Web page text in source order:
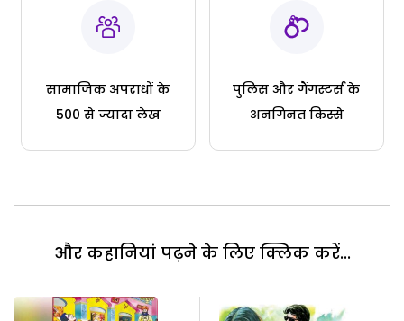
सामाजिक अपराधों के
500 से ज्यादा लेख
पुलिस और गैंगस्टर्स के
अनगिनत किस्से
और कहानियां पढ़ने के लिए क्लिक करें...